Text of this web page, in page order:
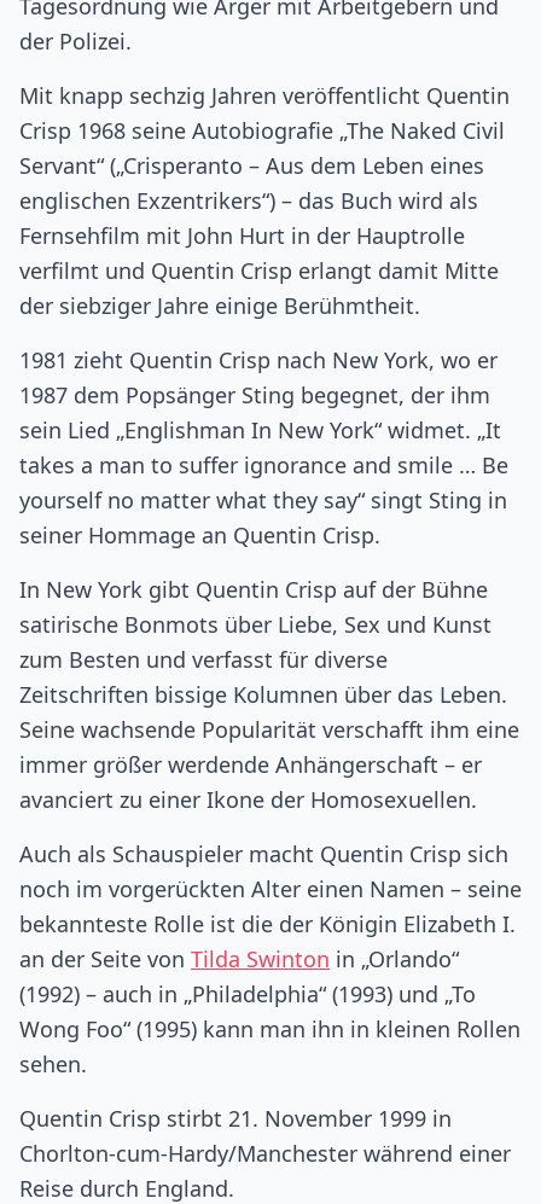
Tagesordnung wie Ärger mit Arbeitgebern und
der Polizei.
Mit knapp sechzig Jahren veröffentlicht Quentin
Crisp 1968 seine Autobiografie „The Naked Civil
Servant“ („Crisperanto – Aus dem Leben eines
englischen Exzentrikers“) – das Buch wird als
Fernsehfilm mit John Hurt in der Hauptrolle
verfilmt und Quentin Crisp erlangt damit Mitte
der siebziger Jahre einige Berühmtheit.
1981 zieht Quentin Crisp nach New York, wo er
1987 dem Popsänger Sting begegnet, der ihm
sein Lied „Englishman In New York“ widmet. „It
takes a man to suffer ignorance and smile … Be
yourself no matter what they say“ singt Sting in
seiner Hommage an Quentin Crisp.
In New York gibt Quentin Crisp auf der Bühne
satirische Bonmots über Liebe, Sex und Kunst
zum Besten und verfasst für diverse
Zeitschriften bissige Kolumnen über das Leben.
Seine wachsende Popularität verschafft ihm eine
immer größer werdende Anhängerschaft – er
avanciert zu einer Ikone der Homosexuellen.
Auch als Schauspieler macht Quentin Crisp sich
noch im vorgerückten Alter einen Namen – seine
bekannteste Rolle ist die der Königin Elizabeth I.
an der Seite von Tilda Swinton in „Orlando“
(1992) – auch in „Philadelphia“ (1993) und „To
Wong Foo“ (1995) kann man ihn in kleinen Rollen
sehen.
Quentin Crisp stirbt 21. November 1999 in
Chorlton-cum-Hardy/Manchester während einer
Reise durch England.